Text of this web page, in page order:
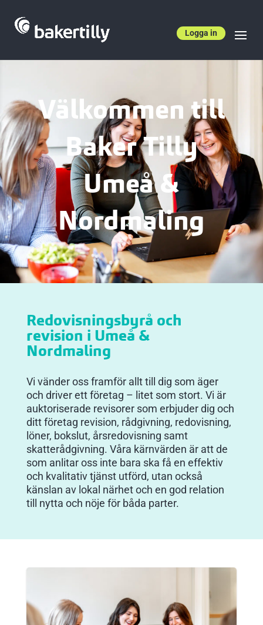
Logga in
Välkommen till
Baker Tilly
Umeå &
Nordmaling
Redovisningsbyrå och
revision i Umeå&
Nordmaling
Vi vänder oss framför allt till dig som äger
och driver ett företag – litet som stort. Vi är
auktoriserade revisorer som erbjuder dig och
ditt företag revision, rådgivning, redovisning,
löner, bokslut, årsredovisning samt
skatterådgivning. Våra kärnvärden är att de
som anlitar oss inte bara ska få en effektiv
och kvalitativ tjänst utförd, utan också
känslan av lokal närhet och en god relation
till nytta och nöje för båda parter.